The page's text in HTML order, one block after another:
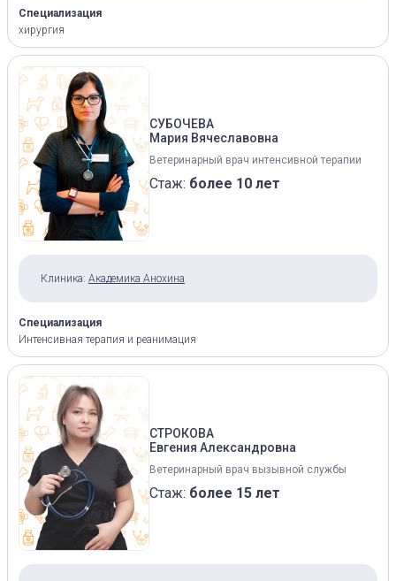
Специализация
хирургия
СУБОЧЕВА
Мария Вячеславовна
Ветеринарный врач интенсивной терапии
Стаж: более 10 лет
Клиника: Академика Анохина
Специализация
Интенсивная терапия и реанимация
СТРОКОВА
Евгения Александровна
Ветеринарный врач вызывной службы
Стаж: более 15 лет